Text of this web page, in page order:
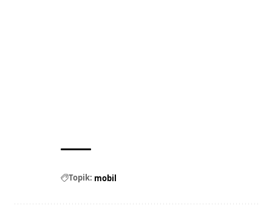
Topik: mobil